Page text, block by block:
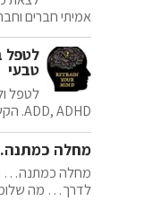
אמיתי חברים
לטפל
טבעי
לטפל
ADD, ADHD. הקשר …
מחלה
מחלה כמתנה…
לדרך… מה